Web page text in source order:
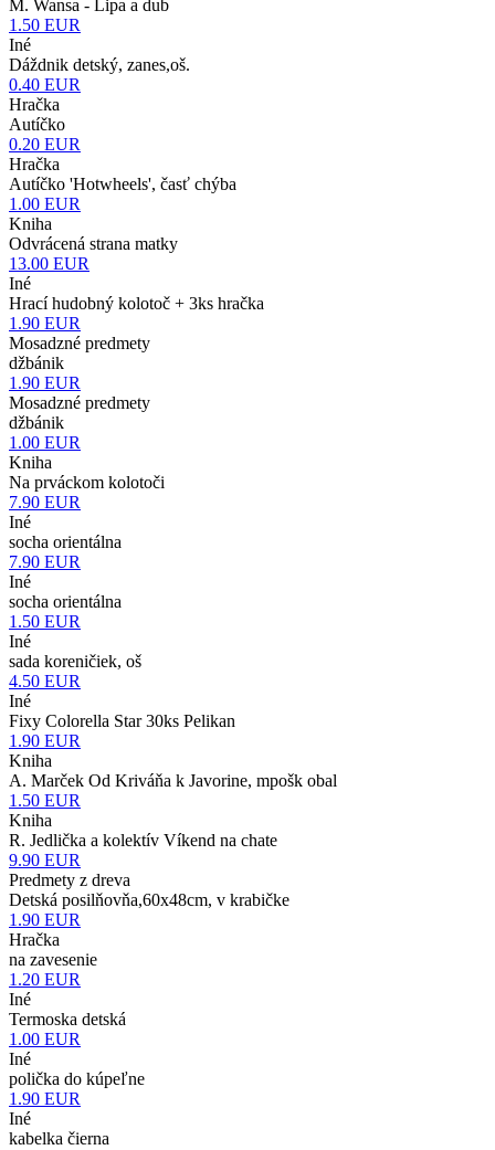
M. Wansa - Lipa a dub
1.50 EUR
Iné
Dáždnik detský, zanes,oš.
0.40 EUR
Hračka
Autíčko
0.20 EUR
Hračka
Autíčko 'Hotwheels', časť chýba
1.00 EUR
Kniha
Odvrácená strana matky
13.00 EUR
Iné
Hrací hudobný kolotoč + 3ks hračka
1.90 EUR
Mosadzné predmety
džbánik
1.90 EUR
Mosadzné predmety
džbánik
1.00 EUR
Kniha
Na prváckom kolotoči
7.90 EUR
Iné
socha orientálna
7.90 EUR
Iné
socha orientálna
1.50 EUR
Iné
sada koreničiek, oš
4.50 EUR
Iné
Fixy Colorella Star 30ks Pelikan
1.90 EUR
Kniha
A. Marček Od Kriváňa k Javorine, mpošk obal
1.50 EUR
Kniha
R. Jedlička a kolektív Víkend na chate
9.90 EUR
Predmety z dreva
Detská posilňovňa,60x48cm, v krabičke
1.90 EUR
Hračka
na zavesenie
1.20 EUR
Iné
Termoska detská
1.00 EUR
Iné
polička do kúpeľne
1.90 EUR
Iné
kabelka čierna